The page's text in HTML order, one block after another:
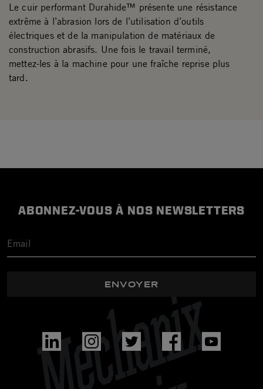
Le cuir performant Durahide™ présente une résistance
extrême à l’abrasion lors de l’utilisation d’outils
électriques et de la manipulation de matériaux de
construction abrasifs. Une fois le travail terminé,
mettez-les à la machine pour une fraîche reprise plus
tard.
ABONNEZ-VOUS À NOS NEWSLETTERS
ENVOYER